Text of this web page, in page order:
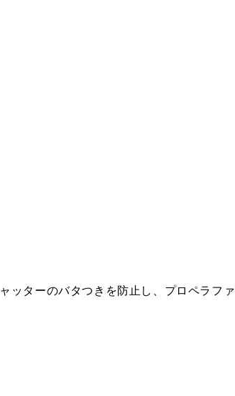
ッターのバタつきを防止し、プロペラフ